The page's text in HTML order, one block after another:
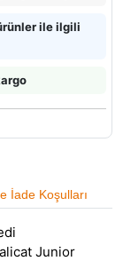
ile ilgili
İade Koşulları
Junior